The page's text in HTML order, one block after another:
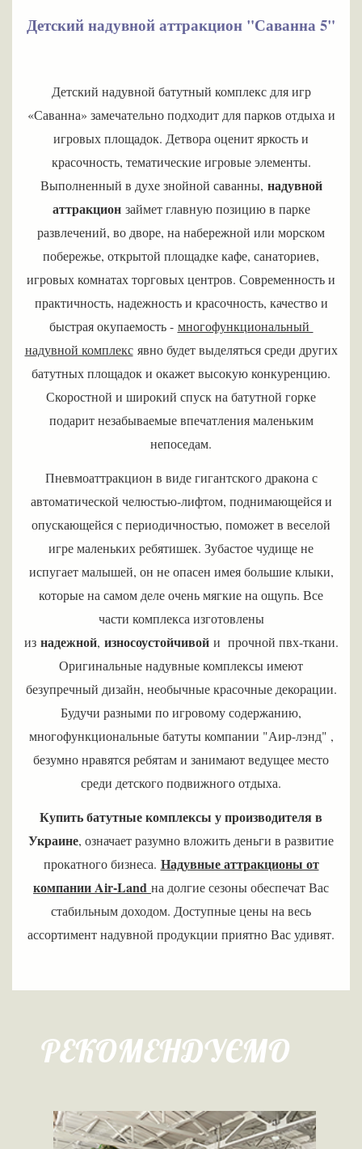
Детский надувной аттракцион "Саванна 5"
Детский надувной батутный комплекс для игр
«Саванна» замечательно подходит для парков отдыха и
игровых площадок. Детвора оценит яркость и
красочность, тематические игровые элементы.
Выполненный в духе знойной саванны, надувной
аттракционзаймет главную позицию в парке
развлечений, во дворе, на набережной или морском
побережье, открытой площадке кафе, санаториев,
игровых комнатах торговых центров. Современность и
практичность, надежность и красочность, качество и
быстрая окупаемость - многофункциональный
надувной комплексявно будет выделяться среди других
батутных площадок и окажет высокую конкуренцию.
Скоростной и широкий спуск на батутной горке
подарит незабываемые впечатления маленьким
непоседам.
Пневмоаттракцион в виде гигантского дракона с
автоматической челюстью-лифтом, поднимающейся и
опускающейся с периодичностью, поможет в веселой
игре маленьких ребятишек. Зубастое чудище не
испугает малышей, он не опасен имея большие клыки,
которые на самом деле очень мягкие на ощупь. Все
части комплекса изготовлены
из надежной, износоустойчивойи прочной пвх-ткани.
Оригинальные надувные комплексы имеют
безупречный дизайн, необычные красочные декорации.
Будучи разными по игровому содержанию,
многофункциональные батуты компании "Аир-лэнд" ,
безумно нравятся ребятам и занимают ведущее место
среди детского подвижного отдыха.
Купить батутные комплексы у производителя в
Украине, означает разумно вложить деньги в развитие
прокатного бизнеса. Надувные аттракционы от
компании Air-Land на долгие сезоны обеспечат Вас
стабильным доходом. Доступные цены на весь
ассортимент надувной продукции приятно Вас удивят.
РЕКОМЕНДУЄМО